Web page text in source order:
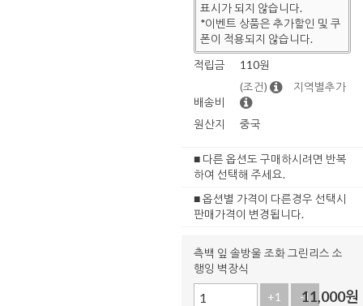
표시가 되지 않습니다.
*이벤트 상품은 추가할인 및 쿠
폰이 적용되지 않습니다.
적립금
110원
배송비
(조건) 지역별추가
원산지 중국
■ 다른 옵션도 구매하시려면 반복
하여 선택해 주세요.
■ 옵션별 가격이 다른경우 선택시
판매가격이 변경됩니다.
측백 잎 솔방울 조화 그린리스 소
행잉 벽장식
+1 -1
11,000원